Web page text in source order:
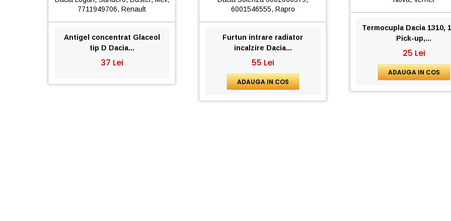
Antigel concentrat Glaceol
tip D Dacia...
37 Lei
Furtun intrare radiator
incalzire Dacia...
55 Lei
ADAUGA IN COS
Termocupla Dacia 1310,
Pick-up,...
25 Lei
ADAUGA IN COS